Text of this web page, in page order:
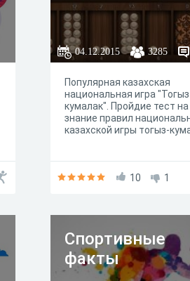
04.12.2015 3285
Популярная казахская
национальная игра "Тогыз
кумалак". Пройдие тест на
знание правил
казахской игры тогыз-
10 1
Спортивные
факты